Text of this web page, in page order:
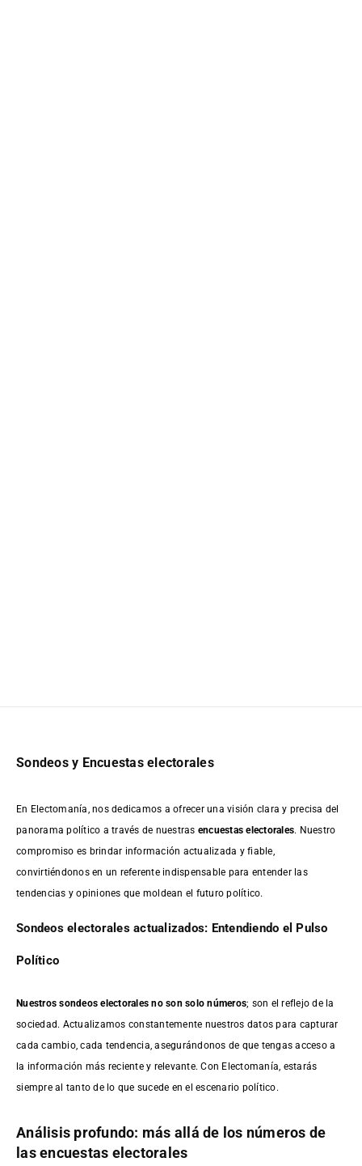
Sondeos y Encuestas electorales
En Electomanía, nos dedicamos a ofrecer una visión clara y precisa del
panorama político a través de nuestras encuestas electorales. Nuestro
compromiso es brindar información actualizada y fiable,
convirtiéndonos en un referente indispensable para entender las
tendencias y opiniones que moldean el futuro político.
Sondeos electorales actualizados: Entendiendo el Pulso
Político
Nuestros sondeos electorales no son solo números; son el reflejo de la
sociedad. Actualizamos constantemente nuestros datos para capturar
cada cambio, cada tendencia, asegurándonos de que tengas acceso a
la información más reciente y relevante. Con Electomanía, estarás
siempre al tanto de lo que sucede en el escenario político.
Análisis profundo: más allá de los números de
las encuestas electorales